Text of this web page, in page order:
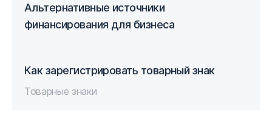
Альтернативные источники
финансирования для бизнеса
Товарные знаки
Как зарегистрировать товарный знак